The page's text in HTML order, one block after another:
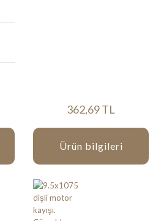
362,69 TL
Ürün bilgileri